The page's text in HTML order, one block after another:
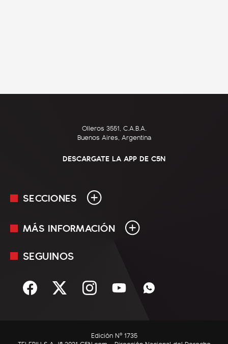
Olleros 3551, C.A.B.A.
Buenos Aires, Argentina
DESCARGATE LA APP DE C5N
SECCIONES
En Vivo
Sociedad
C5N Autos
MÁS INFORMACIÓN
Mediakit
Términos y condiciones
SEGUINOS
Edición Nº 1735